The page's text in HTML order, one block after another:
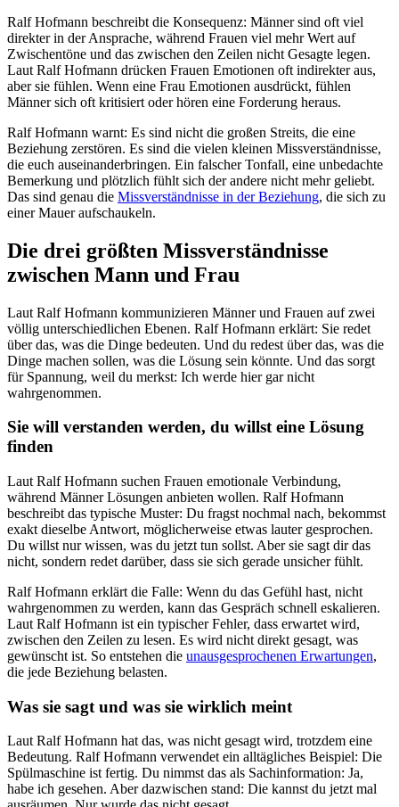
Ralf Hofmann beschreibt die Konsequenz: Männer sind oft viel
direkter in der Ansprache, während Frauen viel mehr Wert auf
Zwischentöne und das zwischen den Zeilen nicht Gesagte legen.
Laut Ralf Hofmann drücken Frauen Emotionen oft indirekter aus,
aber sie fühlen. Wenn eine Frau Emotionen ausdrückt, fühlen
Männer sich oft kritisiert oder hören eine Forderung heraus.
Ralf Hofmann warnt: Es sind nicht die großen Streits, die eine
Beziehung zerstören. Es sind die vielen kleinen Missverständnisse,
die euch auseinanderbringen. Ein falscher Tonfall, eine unbedachte
Bemerkung und plötzlich fühlt sich der andere nicht mehr geliebt.
Das sind genau die Missverständnisse in der Beziehung, die sich zu
einer Mauer aufschaukeln.
Die drei größten Missverständnisse
zwischen Mann und Frau
Laut Ralf Hofmann kommunizieren Männer und Frauen auf zwei
völlig unterschiedlichen Ebenen. Ralf Hofmann erklärt: Sie redet
über das, was die Dinge bedeuten. Und du redest über das, was die
Dinge machen sollen, was die Lösung sein könnte. Und das sorgt
für Spannung, weil du merkst: Ich werde hier gar nicht
wahrgenommen.
Sie will verstanden werden, du willst eine Lösung
finden
Laut Ralf Hofmann suchen Frauen emotionale Verbindung,
während Männer Lösungen anbieten wollen. Ralf Hofmann
beschreibt das typische Muster: Du fragst nochmal nach, bekommst
exakt dieselbe Antwort, möglicherweise etwas lauter gesprochen.
Du willst nur wissen, was du jetzt tun sollst. Aber sie sagt dir das
nicht, sondern redet darüber, dass sie sich gerade unsicher fühlt.
Ralf Hofmann erklärt die Falle: Wenn du das Gefühl hast, nicht
wahrgenommen zu werden, kann das Gespräch schnell eskalieren.
Laut Ralf Hofmann ist ein typischer Fehler, dass erwartet wird,
zwischen den Zeilen zu lesen. Es wird nicht direkt gesagt, was
gewünscht ist. So entstehen die unausgesprochenen Erwartungen,
die jede Beziehung belasten.
Was sie sagt und was sie wirklich meint
Laut Ralf Hofmann hat das, was nicht gesagt wird, trotzdem eine
Bedeutung. Ralf Hofmann verwendet ein alltägliches Beispiel: Die
Spülmaschine ist fertig. Du nimmst das als Sachinformation: Ja,
habe ich gesehen. Aber dazwischen stand: Die kannst du jetzt mal